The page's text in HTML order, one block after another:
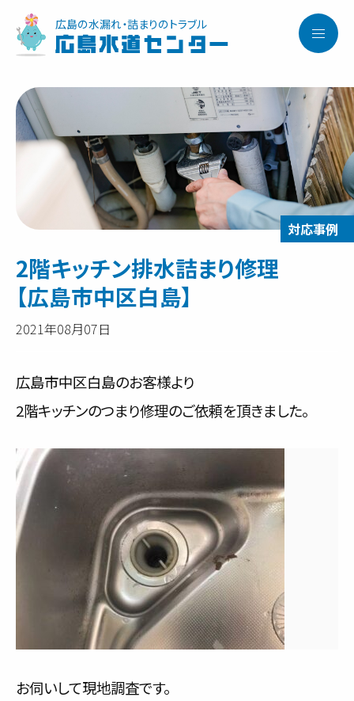
広島の水漏れ・詰まりのトラブル
広島水道センター
サービス内容と料金事例
料金一覧
お客様の声
対応事例
ご利用の流れ
対応エリア
会社紹介
2階キッチン排水詰まり修理
【広島市中区白島】
2021年08月07日
広島市中区白島のお客様より
2階キッチンのつまり修理のご依頼を頂きました。
お伺いして現地調査です。